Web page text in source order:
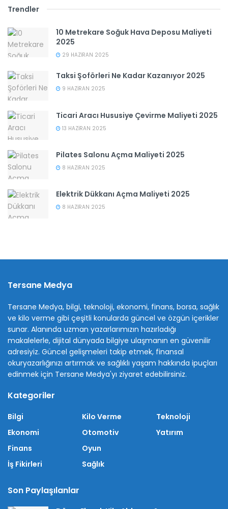
Trendler
10 Metrekare Soğuk Hava Deposu Maliyeti
2025
29 HAZIRAN 2025
Taksi Şoförleri Ne Kadar Kazanıyor 2025
9 HAZIRAN 2025
Ticari Aracı Hususiye Çevirme Maliyeti 2025
13 HAZIRAN 2025
Pilates Salonu Açma Maliyeti 2025
8 HAZIRAN 2025
Elektrik Dükkanı Açma Maliyeti 2025
8 HAZIRAN 2025
Tersane Medya
Tersane Medya, bilgi, teknoloji, ekonomi, finans, borsa, sağlık
ve kilo verme gibi çeşitli konularda güncel ve özgün içerikler
sunar. Alanında uzman yazarlarımızın hazırladığı
makalelerle, dijital dünyada bilgiye ulaşmanın en güvenilir
adresiyiz. Güncel gelişmeleri takip etmek, finansal
okuryazarlığınızı artırmak ve sağlıklı yaşam hakkında ipuçları
edinmek için Tersane Medya'yı ziyaret edebilirsiniz.
Kategoriler
Bilgi
Ekonomi
Finans
İş Fikirleri
Kilo Verme
Otomotiv
Oyun
Sağlık
Teknoloji
Yatırım
Son Paylaşılanlar